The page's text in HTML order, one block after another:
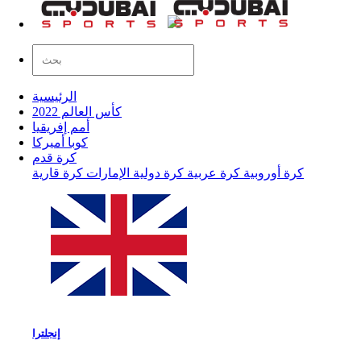
الرئيسية
كأس العالم 2022
أمم إفريقيا
كوبا أميركا
كرة قدم
كرة أوروبية كرة عربية كرة دولية الإمارات كرة قارية
إنجلترا